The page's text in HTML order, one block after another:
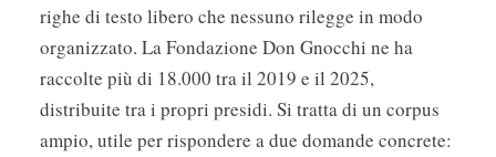
righe di testo libero che nessuno rilegge in modo
organizzato. La Fondazione Don Gnocchi ne ha
raccolte più di 18.000 tra il 2019 e il 2025,
distribuite tra i propri presidi. Si tratta di un corpus
ampio, utile per rispondere a due domande concrete: